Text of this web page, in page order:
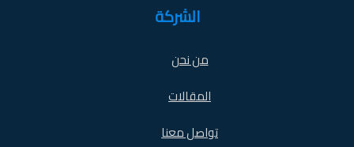
الشركة
من نحن
المقالات
تواصل معنا